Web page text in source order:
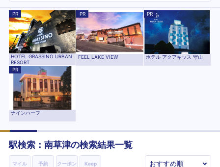
PR
HOTEL GRASSINO URBAN
RESORT
PR
FEEL LAKE VIEW
PR
ホテル アクアキッス 守山
PR
ナインハーフ
駅検索： 南草津の検索結果一覧
マイル 予約 クーポン Keep